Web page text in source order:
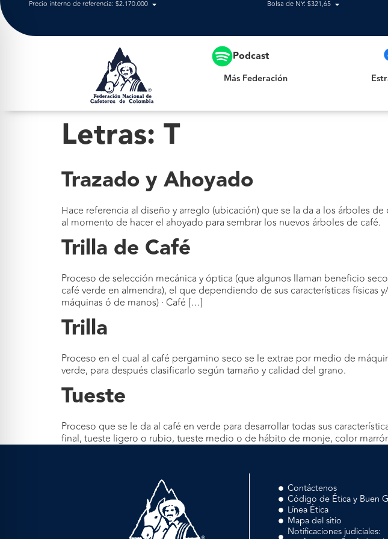
Precio interno de referencia: $2.170.000 Bolsa de NY: $321,65
Podcast
Más Federación
Letras: T
Trazado y Ahoyado
Hace referencia al diseño y arreglo (ubicación) que se la da a los árboles
al momento de hacer el ahoyado para sembrar los nuevos árboles de café.
Trilla de Café
Proceso de selección mecánica y óptica (que algunos llaman beneficio
café verde en almendra), el que dependiendo de sus características físicas
máquinas ó de manos) · Café […]
Trilla
Proceso en el cual al café pergamino seco se le extrae por medio de
verde, para después clasificarlo según tamaño y calidad del grano.
Tueste
Proceso que se le da al café en verde para desarrollar todas sus
final, tueste ligero o rubio, tueste medio o de hábito de monje, color
Contáctenos
Código de Ética y Buen
Línea Ética
Mapa del sitio
Notificaciones judiciales: